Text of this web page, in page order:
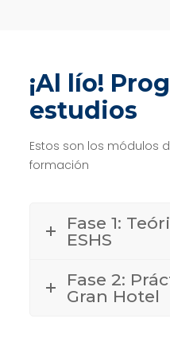
¡Al lío!
estudios
Estos son los módulos
formación
Fase 1:
ESHS
Fase 2:
Gran Hotel